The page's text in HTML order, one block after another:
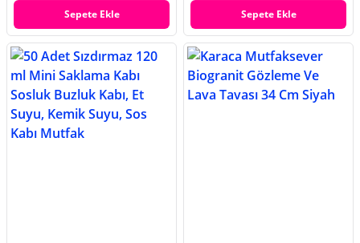
Sepete Ekle Sepete Ekle